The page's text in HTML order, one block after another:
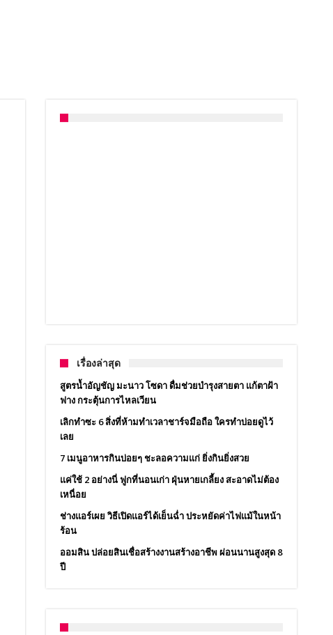
เรื่องล่าสุด
สูตรน้ำอัญชัญ มะนาว โซดา ดื่มช่วยบำรุงสายตา แก้ตาฝ้า
ฟาง กระตุ้นการไหลเวียน
เลิกทำซะ 6 สิ่งที่ห้ามทำเวลาชาร์จมือถือ ใครทำบ่อยดูไว้
เลย
7 เมนูอาหารกินบ่อยๆ ชะลอความแก่ ยิ่งกินยิ่งสวย
แค่ใช้ 2 อย่างนี่ ฟูกที่นอนเก่า ฝุ่นหายเกลี้ยง สะอาดไม่ต้อง
เหนื่อย
ช่างแอร์เผย วิธีเปิดแอร์ได้เย็นฉ่ำ ประหยัดค่าไฟแม้ในหน้า
ร้อน
ออมสิน ปล่อยสินเชื่อสร้างงานสร้างอาชีพ ผ่อนนานสูงสุด 8
ปี